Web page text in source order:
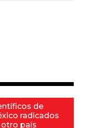
de
radicados
otro país